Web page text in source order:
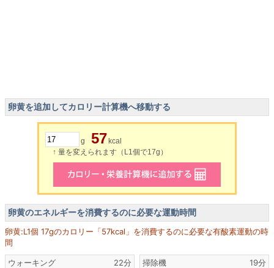
卵黄を追加してカロリー計算機へ移動する
g 57 kcal
↑ 量を変えられます（L1個で17g）
卵黄のエネルギーを消費するのに必要な運動時間
卵黄:L1個 17gのカロリー「57kcal」を消費するのに必要な有酸素運動の時
間
ウォーキング
22分
掃除機
19分